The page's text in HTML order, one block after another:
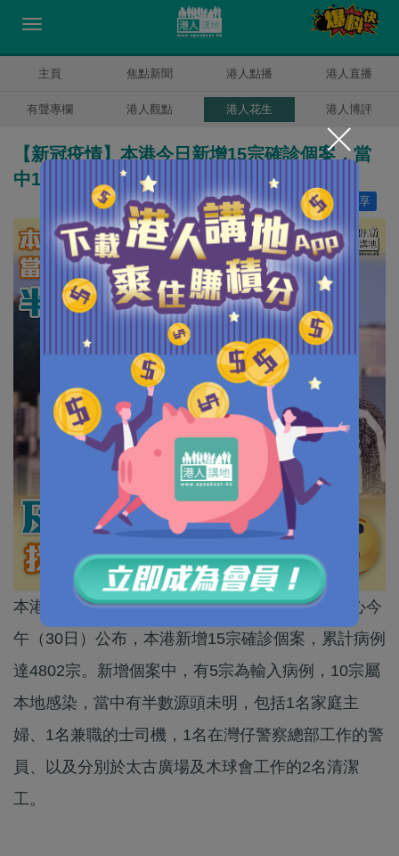
主頁 焦點新聞 港人點播 港人直播
有聲專欄 港人觀點 港人花生 港人博評
【新冠疫情】本港今日新增15宗確診個案，當
中10宗本地感染，半數源頭未明
分享
讚好 8
本港新冠肺炎疫情逐步回落。衞生署衞生防護中心今
午（30日）公布，本港新增15宗確診個案，累計病例
達4802宗。新增個案中，有5宗為輸入病例，10宗屬
本地感染，當中有半數源頭未明，包括1名家庭主
婦、1名兼職的士司機，1名在灣仔警察總部工作的警
員、以及分別於太古廣場及木球會工作的2名清潔
工。